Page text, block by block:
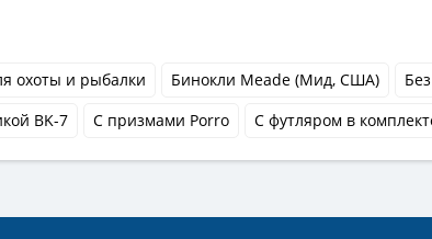
охоты и рыбалки Бинокли Meade (Мид, США)
BK-7 С призмами Porro С футляром в